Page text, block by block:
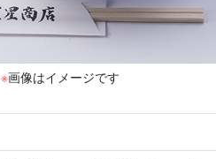
※画像はイメージです